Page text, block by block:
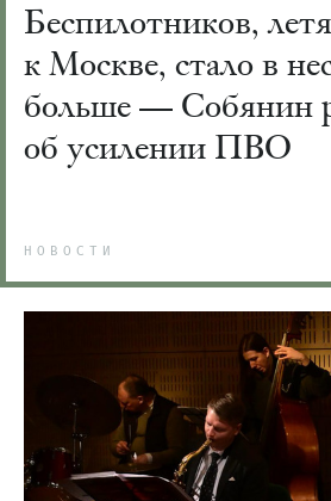
Беспилотников,
к Москве, стало в
больше — Собянин
об усилении ПВО
НОВОСТИ